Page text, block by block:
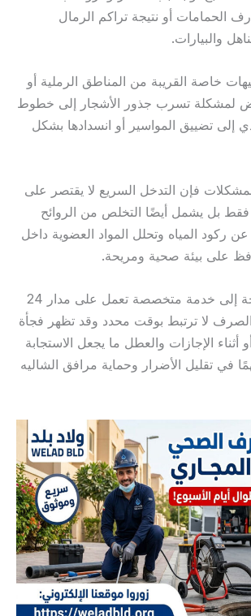
الحمامات أو نتيجة تراكم الرمال
والبيارات.
خاصة القريبة من المناطق الرملية أو
لمشكلة تسرب جذور الأشجار إلى خطوط
إلى تضييق المواسير أو انسدادها بشكل
فإن التدخل السريع لا يقتصر على
فقط بل يشمل أيضًا التخلص من الروائح
ركود المياه وتحلل المواد العضوية داخل
على بيئة صحية ومريحة.
ومن هنا تأتي الحاجة إلى خدمة متخصصة تعمل على مدار 24
لا ترتبط بوقت محدد وقد تظهر فجأة
أثناء الإجازات والعطل ما يجعل الاستجابة
في تقليل الأضرار وحماية مرافق الشاليه